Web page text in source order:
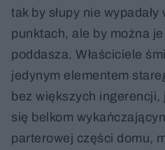
tak by słupy nie
punktach, ale by można
poddasza. Właściciele
jedynym elementem
bez większych
się belkom
parterowej części domu,